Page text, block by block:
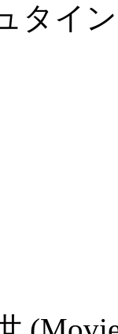
タイン